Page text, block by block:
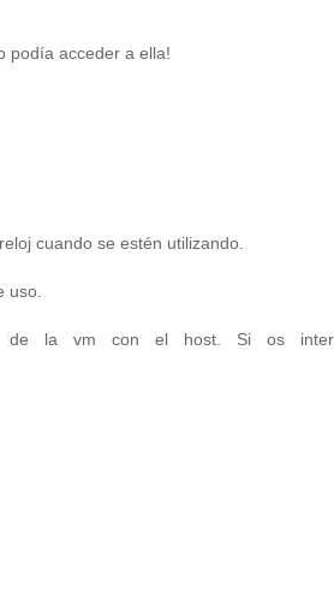
podía acceder a ella!
cuando se estén utilizando.
uso.
de la vm con el host. Si os